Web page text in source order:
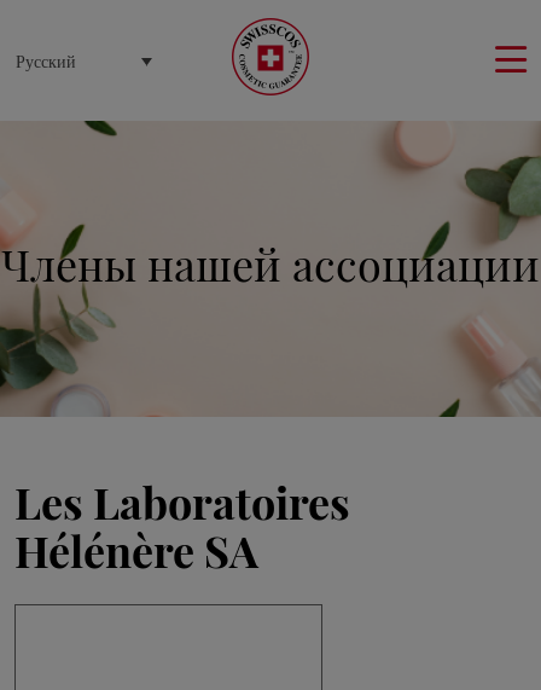
Русский
Члены нашей ассоциации
Les Laboratoires
Hélénère SA